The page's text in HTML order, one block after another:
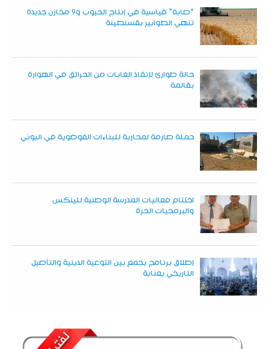
“صابة” قياسية في إنتاج الحبوب و9 مخازن جديدة
تنهي الطوابير بقسنطينة
حالة طوارئ لإنقاذ الغابات من الحرائق في الهوارة
بقالمة
حملة صارمة لمحاربة للبناءات الفوضوية في البوني
اختتام فعاليات المدرسة الوطنية للينكس
والبرمجيات الحرة
إطلاق برنامج يجمع بين التوعية الدينية والتأصيل
التاريخي بعنابة